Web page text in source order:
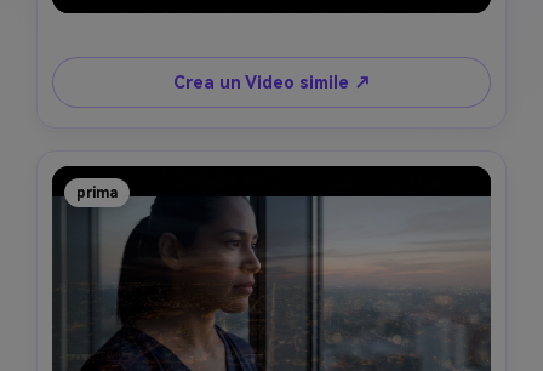
Crea un Video simile ↗
prima